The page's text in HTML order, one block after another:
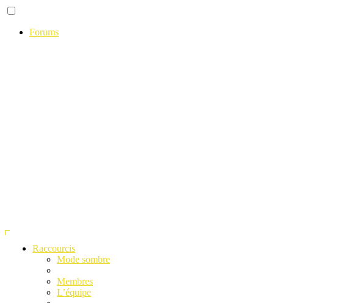
Forums
Raccourcis
Mode sombre
Membres
L’équipe